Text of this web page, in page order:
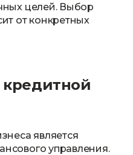
целей. Выбор
от конкретных
кредитной
является
управления.